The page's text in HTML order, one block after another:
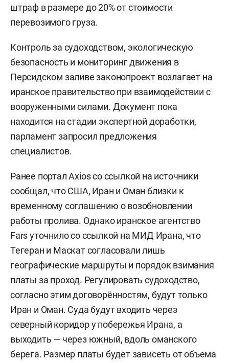
штраф в размере до 20% от стоимости
перевозимого груза.
Контроль за судоходством, экологическую
безопасность и мониторинг движения в
Персидском заливе законопроект возлагает на
иранское правительство при взаимодействии с
вооруженными силами. Документ пока
находится на стадии экспертной доработки,
парламент запросил предложения
специалистов.
Ранее портал Axios со ссылкой на источники
сообщал, что США, Иран и Оман близки к
временному соглашению о возобновлении
работы пролива. Однако иранское агентство
Fars уточнило со ссылкой на МИД Ирана, что
Тегеран и Маскат согласовали лишь
географические маршруты и порядок взимания
платы за проход. Регулировать судоходство,
согласно этим договорённостям, будут только
Иран и Оман. Суда будут входить через
северный коридор у побережья Ирана, а
выходить — через южный, вдоль оманского
берега. Размер платы будет зависеть от объема